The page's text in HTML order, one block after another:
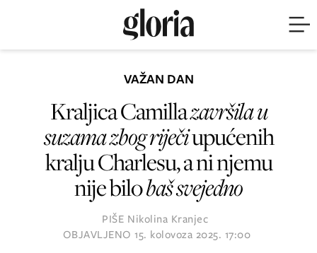
VAŽAN DAN
Kraljica Camillazavršila u
suzama zbog riječiupućenih
kralju Charlesu, a ni njemu
nije bilobaš svejedno
PIŠE Nikolina Kranjec
OBJAVLJENO15. kolovoza 2025. 17:00